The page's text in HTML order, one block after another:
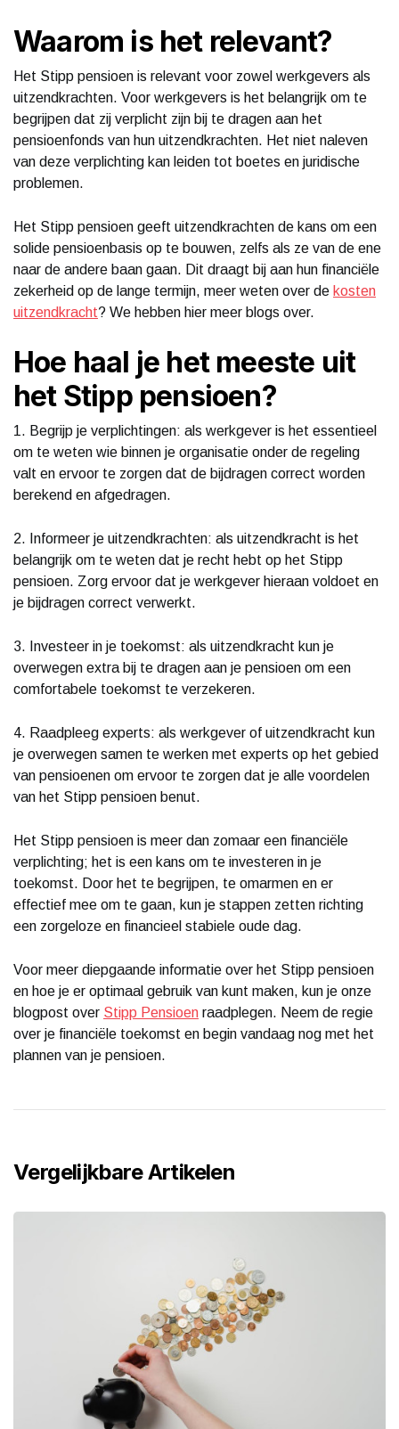
Waarom is het relevant?
Het Stipp pensioen is relevant voor zowel werkgevers als
uitzendkrachten. Voor werkgevers is het belangrijk om te
begrijpen dat zij verplicht zijn bij te dragen aan het
pensioenfonds van hun uitzendkrachten. Het niet naleven
van deze verplichting kan leiden tot boetes en juridische
problemen.
Het Stipp pensioen geeft uitzendkrachten de kans om een
solide pensioenbasis op te bouwen, zelfs als ze van de ene
naar de andere baan gaan. Dit draagt bij aan hun financiële
zekerheid op de lange termijn, meer weten over de kosten
uitzendkracht? We hebben hier meer blogs over.
Hoe haal je het meeste uit
het Stipp pensioen?
1. Begrijp je verplichtingen: als werkgever is het essentieel
om te weten wie binnen je organisatie onder de regeling
valt en ervoor te zorgen dat de bijdragen correct worden
berekend en afgedragen.
2. Informeer je uitzendkrachten: als uitzendkracht is het
belangrijk om te weten dat je recht hebt op het Stipp
pensioen. Zorg ervoor dat je werkgever hieraan voldoet en
je bijdragen correct verwerkt.
3. Investeer in je toekomst: als uitzendkracht kun je
overwegen extra bij te dragen aan je pensioen om een
comfortabele toekomst te verzekeren.
4. Raadpleeg experts: als werkgever of uitzendkracht kun
je overwegen samen te werken met experts op het gebied
van pensioenen om ervoor te zorgen dat je alle voordelen
van het Stipp pensioen benut.
Het Stipp pensioen is meer dan zomaar een financiële
verplichting; het is een kans om te investeren in je
toekomst. Door het te begrijpen, te omarmen en er
effectief mee om te gaan, kun je stappen zetten richting
een zorgeloze en financieel stabiele oude dag.
Voor meer diepgaande informatie over het Stipp pensioen
en hoe je er optimaal gebruik van kunt maken, kun je onze
blogpost over Stipp Pensioen raadplegen. Neem de regie
over je financiële toekomst en begin vandaag nog met het
plannen van je pensioen.
Vergelijkbare Artikelen